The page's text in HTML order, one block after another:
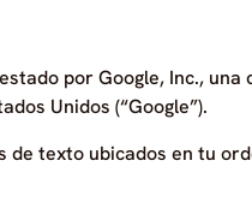
por Google, Inc.,
Unidos (“Google”).
de texto ubicados en tu